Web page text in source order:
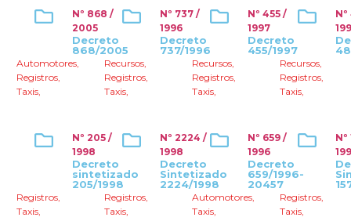
Nº 868 /
2005
Decreto
868/2005
Automotores,
Registros,
Taxis,
Nº 737 /
1996
Decreto
737/1996
Recursos,
Registros,
Taxis,
Nº 455 /
1997
Decreto
455/1997
Recursos,
Registros,
Taxis,
Recursos,
Registros,
Taxis,
Nº 205 /
1998
Decreto
sintetizado
205/1998
Registros,
Taxis,
Nº 2224 /
1998
Decreto
Sintetizado
2224/1998
Registros,
Taxis,
Nº 659 /
1996
Decreto
659/1996-
20457
Automotores,
Taxis,
Nº
Registros,
Taxis,